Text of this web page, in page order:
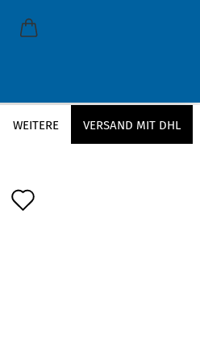
VERSAND MIT DHL
WEITERE